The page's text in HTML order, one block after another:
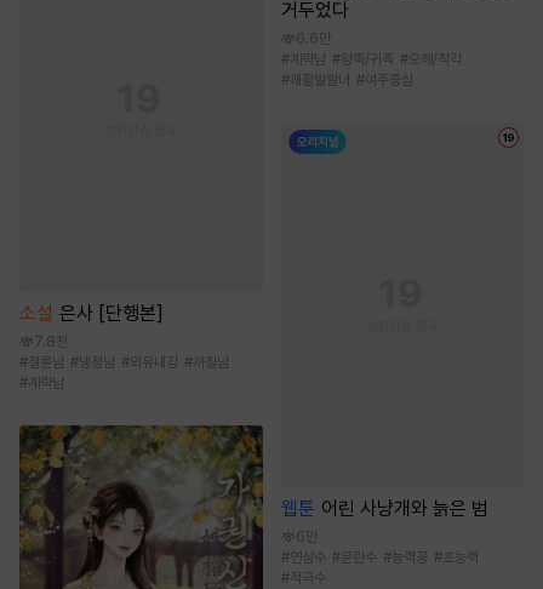
소설 은사 [단행본]
7.8천
#절륜남 #냉정남 #외유내강 #까칠남
# 계략남
거두었다
6.6만
#계략남 #왕족/귀족 #오해/착각
#쾌활발랄녀 #여주중심
웹툰 어린 사냥개와 늙은 범
6만
#연상수 #문란수 #능력공 #초능력
#적극수